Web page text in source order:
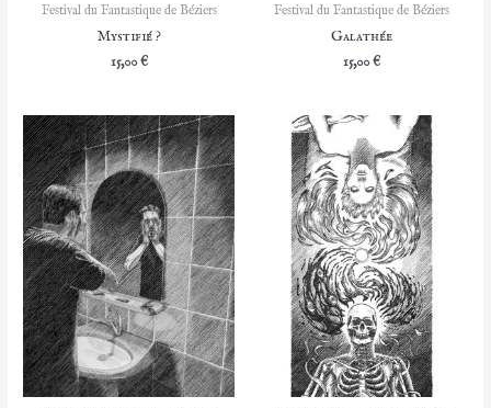
Festival du Fantastique de Béziers
Mystifié ?
15,00€
Festival du Fantastique de Béziers
Galathée
15,00€